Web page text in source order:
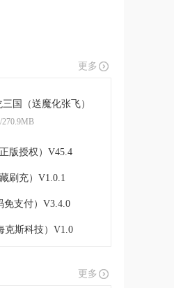
更多
三国（送魔化张飞）
/270.9MB
版授权）V45.4
刷充）V1.0.1
免支付）V3.4.0
克斯科技）V1.0
更多